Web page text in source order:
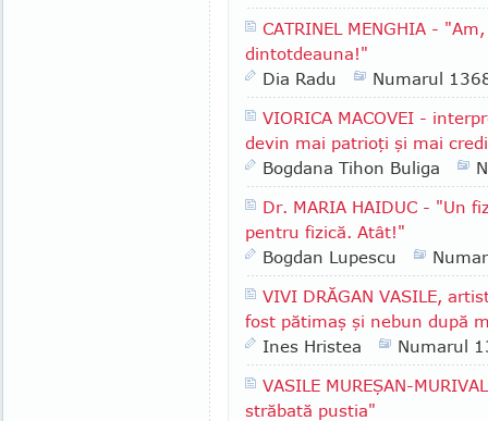
CATRINEL MENGHIA -
dintotdeauna!"
Dia Radu
Numarul
VIORICA MACOVEI -
devin mai patrioţi şi mai
Bogdana Tihon Buliga
Dr. MARIA HAIDUC - "Un
pentru fizică. Atât!"
Bogdan Lupescu
VIVI DRĂGAN VASILE,
fost pătimaş şi nebun după
Ines Hristea
Numarul
VASILE MUREŞAN-
străbată pustia"